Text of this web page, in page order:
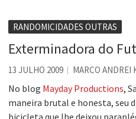
Esse tal de Rock Gaúcho
Os causos de Jorge Luis Borges
Voto obrigatório é correto?
Se queres salvar o mundo, o
RANDOMICIDADES OUTRAS
Exterminadora do
13 JULHO 2009 MARCO ANDREI
No blog Mayday Productions,
maneira brutal e honesta, seu
bicicleta que lhe deixou